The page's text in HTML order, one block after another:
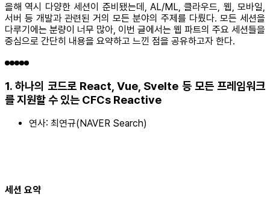
올해 역시 다양한 세션이 준비됐는데, AL/ML, 클라우드, 웹, 모바일,
서버 등 개발과 관련된 거의 모든 분야의 주제를 다뤘다. 모든 세션을
다루기에는 분량이 너무 많아, 이번 글에서는 웹 파트의 주요 세션들을
중심으로 간단히 내용을 요약하고 느낀 점을 공유하고자 한다.
1. 하나의 코드로 React, Vue, Svelte 등 모든 프레임워크
를 지원할 수 있는 CFCs Reactive
연사: 최연규(NAVER Search)
세션 요약